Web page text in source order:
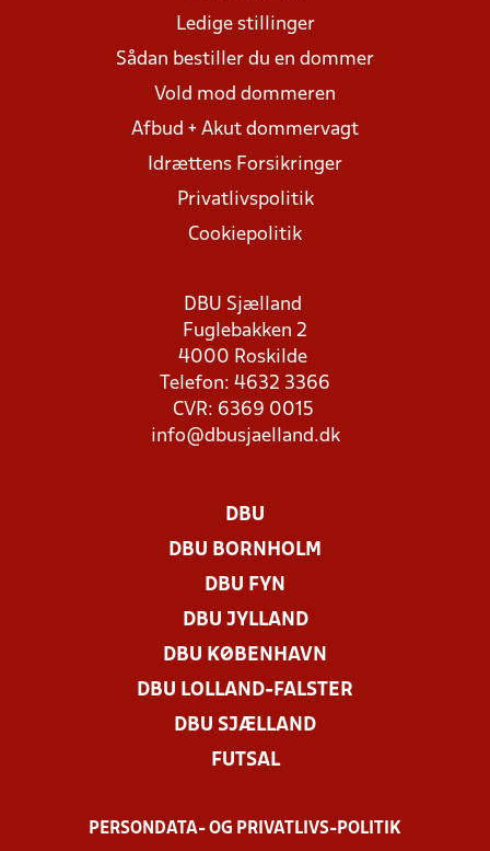
Ledige stillinger
Sådan bestiller du en dommer
Vold mod dommeren
Afbud + Akut dommervagt
Idrættens Forsikringer
Privatlivspolitik
Cookiepolitik
DBU Sjælland
Fuglebakken 2
4000 Roskilde
Telefon: 4632 3366
CVR: 6369 0015
info@dbusjaelland.dk
DBU
DBU BORNHOLM
DBU FYN
DBU JYLLAND
DBU KØBENHAVN
DBU LOLLAND-FALSTER
DBU SJÆLLAND
FUTSAL
PERSONDATA- OG PRIVATLIVS-POLITIK